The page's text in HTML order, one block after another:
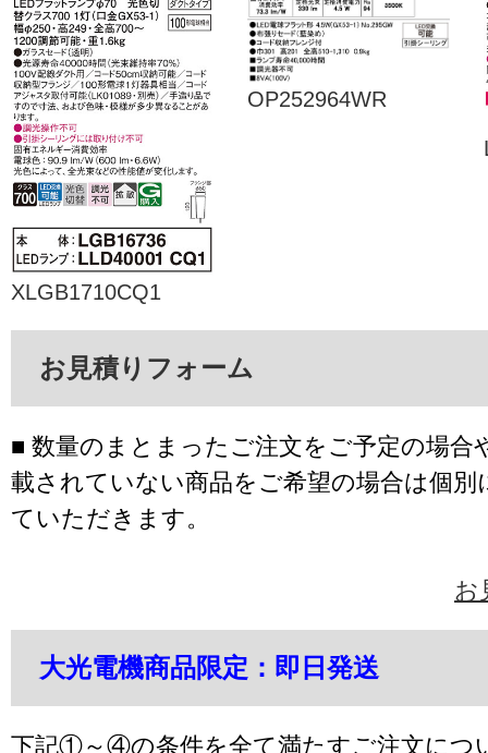
XLGB1710CQ1
OP252964WR
お見積りフォーム
■ 数量のまとまったご注文をご予定の場合
載されていない商品をご希望の場合は個別
ていただきます。
お
大光電機商品限定：即日発送
下記①～④の条件を全て満たすご注文につ